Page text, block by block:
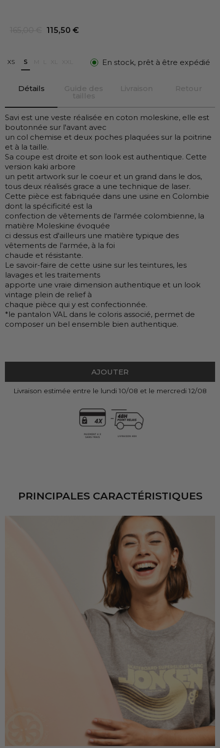
115,50 €
XS S En stock, prêt à être expédié
Détails Guide des
tailles
Livraison Retour
Savi est une veste réalisée en coton moleskine, elle est
boutonnée sur l'avant avec
un col chemise et deux poches plaquées sur la poitrine
et à la taille.
Sa coupe est droite et son look est authentique. Cette
version kaki arbore
un petit artwork sur le coeur et un grand dans le dos,
tous deux réalisés grace a une technique de laser.
Cette pièce est fabriquée dans une usine en Colombie
dont la spécificité est la
confection de vêtements de l'armée colombienne, la
matière Moleskine évoquée
ci dessus est d'ailleurs une matière typique des
vêtements de l'armée, à la foi
chaude et résistante.
Le savoir-faire de cette usine sur les teintures, les
lavages et les traitements
apporte une vraie dimension authentique et un look
vintage plein de relief à
chaque pièce qui y est confectionnée.
*le pantalon VAL dans le coloris associé, permet de
composer un bel ensemble bien authentique.
AJOUTER
Livraison estimée entre le lundi 10/08 et le mercredi 12/08
PRINCIPALES CARACTÉRISTIQUES